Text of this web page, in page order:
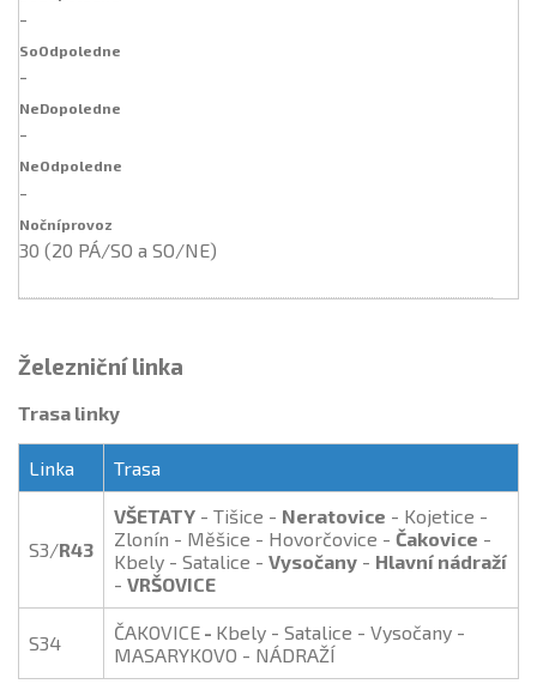
-
-
-
-
30 (20 PÁ/SO a SO/NE)
Železniční linka
Trasa linky
Linka Trasa
S3/R43
VŠETATY - Tišice - Neratovice - Kojetice -
Zlonín - Měšice - Hovorčovice - Čakovice -
Kbely - Satalice - Vysočany - Hlavní nádraží
- VRŠOVICE
S34 ČAKOVICE - Kbely - Satalice - Vysočany -
MASARYKOVO - NÁDRAŽÍ